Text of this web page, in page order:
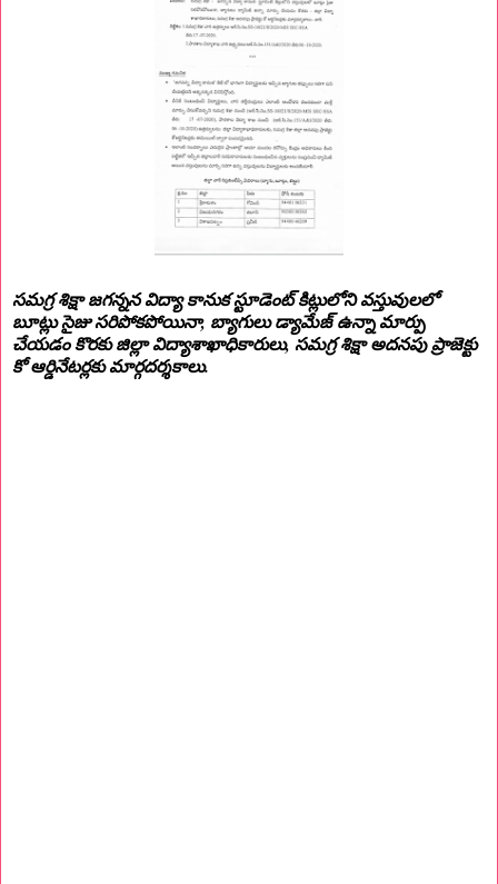
సమగ్ర శిక్షా జగన్నన విద్యా కానుక స్టూడెంట్ కిట్లులోని వస్తువులలో
బూట్లు సైజు సరిపోకపోయినా, బ్యాగులు డ్యామేజ్ ఉన్నా మార్పు
చేయడం కొరకు జిల్లా విద్యాశాఖాధికారులు, సమగ్ర శిక్షా అదనపు ప్రాజెక్టు
కో ఆర్డినేటర్లకు మార్గదర్శకాలు.